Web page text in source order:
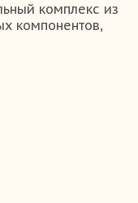
комплекс из
компонентов,